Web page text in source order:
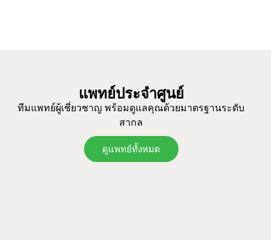
แพทย์ประจำศูนย์
ทีมแพทย์ผู้เชี่ยวชาญ พร้อมดูแลคุณด้วยมาตรฐานระดับ
สากล
ดูแพทย์ทั้งหมด